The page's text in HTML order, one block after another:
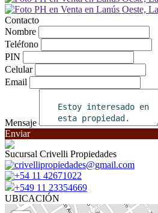
Contacto
Nombre
Teléfono
PIN
Celular
Email
Mensaje
Enviar
Sucursal Crivelli Propiedades
crivellipropiedades@gmail.com
+54 11 42671022
+549 11 23354669
UBICACIÓN